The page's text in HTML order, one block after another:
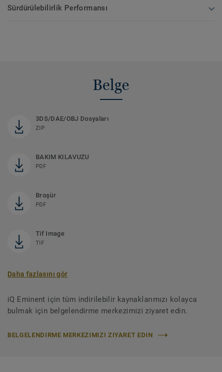
Sürdürülebilirlik Performansı
Belge
3DS/DAE/OBJ Dosyaları
ZIP
BAKIM KILAVUZU
PDF
Broşür
PDF
Tif Image
TIF
Daha fazlasını gör
iQ Eminent için tüm indirilebilir kaynaklarımızı kolayca
bulmak için belgelendirme merkezimizi ziyaret edin.
BELGELENDIRME MERKEZIMIZI ZIYARET EDIN